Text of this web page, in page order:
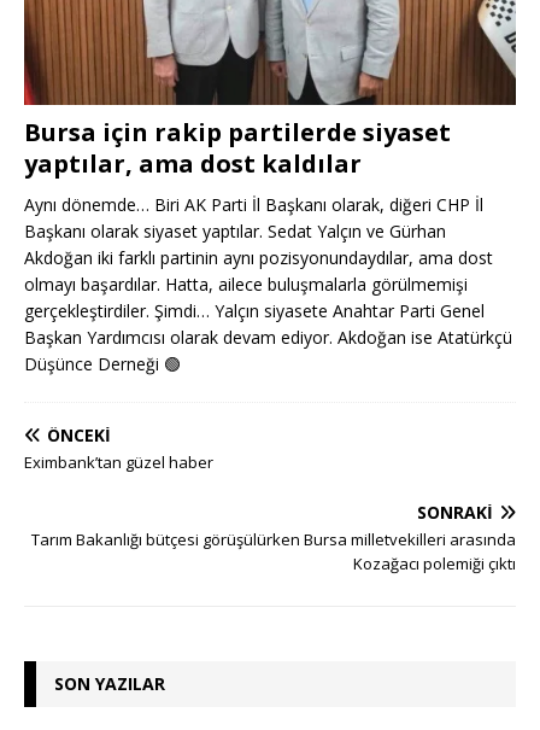
Bursa için rakip partilerde siyaset
yaptılar, ama dost kaldılar
Aynı dönemde… Biri AK Parti İl Başkanı olarak, diğeri CHP İl
Başkanı olarak siyaset yaptılar. Sedat Yalçın ve Gürhan
Akdoğan iki farklı partinin aynı pozisyonundaydılar, ama dost
olmayı başardılar. Hatta, ailece buluşmalarla görülmemişi
gerçekleştirdiler. Şimdi… Yalçın siyasete Anahtar Parti Genel
Başkan Yardımcısı olarak devam ediyor. Akdoğan ise Atatürkçü
Düşünce Derneği 🟢
ÖNCEKI
Eximbank’tan güzel haber
SONRAKI
Tarım Bakanlığı bütçesi görüşülürken Bursa milletvekilleri arasında
Kozağacı polemiği çıktı
SON YAZILAR